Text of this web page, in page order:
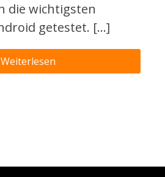
die wichtigsten
getestet. […]
Weiterlesen